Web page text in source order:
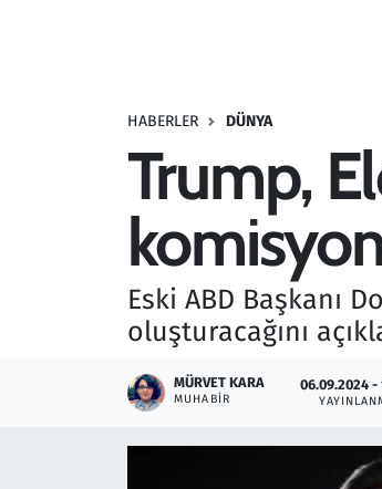
HABERLER DÜNYA
Trump,
Eski ABD Başkanı
oluşturacağını
MÜRVET KARA
MUHABIR
06.09.2024 -
Savunma Sanayi
Teknoloji ve Bilim
Televizyon